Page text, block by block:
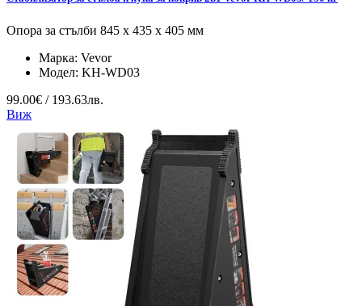
Опора за стълби 845 x 435 x 405 мм
Марка: Vevor
Модел: KH-WD03
99.00€ / 193.63лв.
Виж